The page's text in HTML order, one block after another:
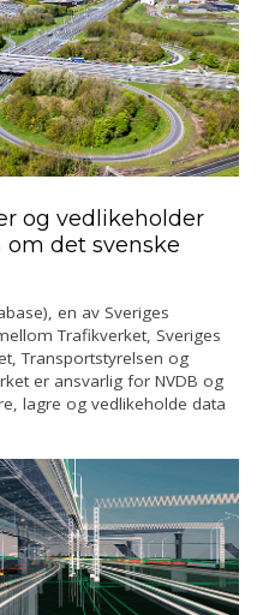
og vedlikeholder
det svenske
en av Sveriges
Trafikverket, Sveriges
Transportstyrelsen og
er ansvarlig for NVDB og
lagre og vedlikeholde data